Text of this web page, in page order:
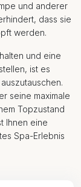
und anderer
dass sie
werden.
und eine
ist es
seine maximale
Topzustand
Ihnen eine
Spa-Erlebnis